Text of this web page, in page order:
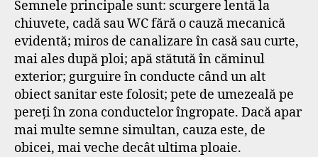
Semnele principale sunt: scurgere lentă la
chiuvete, cadă sau WC fără o cauză mecanică
evidentă; miros de canalizare în casă sau curte,
mai ales după ploi; apă stătută în căminul
exterior; gurguire în conducte când un alt
obiect sanitar este folosit; pete de umezeală pe
pereți în zona conductelor îngropate. Dacă apar
mai multe semne simultan, cauza este, de
obicei, mai veche decât ultima ploaie.